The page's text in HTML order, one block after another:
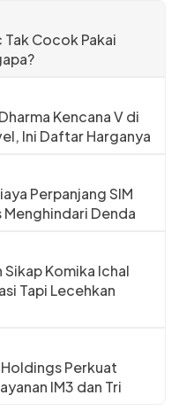
Cocok Pakai
Kencana V di
Ini Daftar Harganya
Perpanjang SIM
Denda
Sikap Komika Ichal
Tapi Lecehkan
Perkuat
IM3 dan Tri